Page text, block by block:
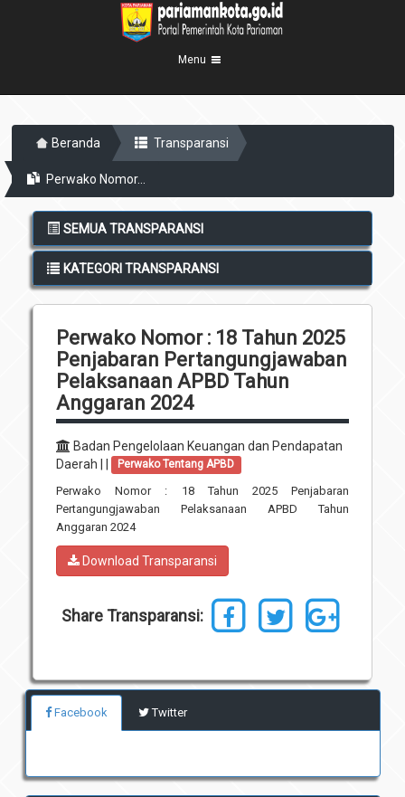
Menu
Profil Kota
Sejarah
Demografis
Eksekutif
Legislatif
Perangkat Daerah
Sekretariat Daerah
Kecamatan
Desa
Kelurahan
Unit Pelaksana Teknis (UPT)
Berita Kota
Transparansi
Informasi
Layanan
Agenda
Pengumuman
Download
Penghargaan
Beranda Transparansi
Perwako Nomor...
SEMUA TRANSPARANSI
KATEGORI TRANSPARANSI
Perwako Nomor : 18 Tahun 2025
Penjabaran Pertangungjawaban
Pelaksanaan APBD Tahun
Anggaran 2024
Badan Pengelolaan Keuangan dan Pendapatan
Daerah | |
Perwako Tentang APBD
Perwako Nomor : 18 Tahun 2025 Penjabaran
Pertangungjawaban Pelaksanaan APBD Tahun
Anggaran 2024
Download Transparansi
Share Transparansi:
Facebook Twitter